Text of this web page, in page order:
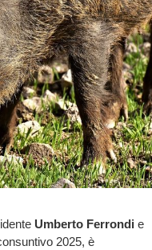
Umberto Ferrondi e
2025, è